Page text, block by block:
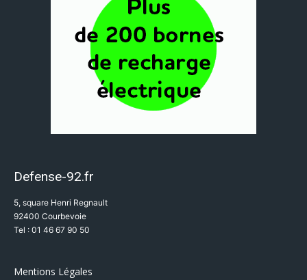
Defense-92.fr
5, square Henri Regnault
92400 Courbevoie
Tel : 01 46 67 90 50
Mentions Légales